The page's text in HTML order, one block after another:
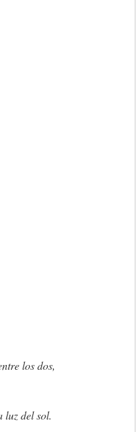
los dos,
luz del sol.